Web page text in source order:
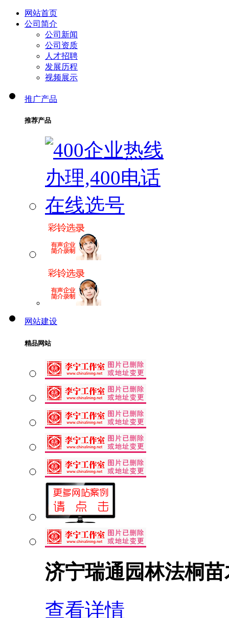
网站首页
公司简介
公司新闻
公司资质
人才招聘
发展历程
视频展示
推广产品
推荐产品
网站建设
精品网站
济宁瑞通园林法桐
查看详情